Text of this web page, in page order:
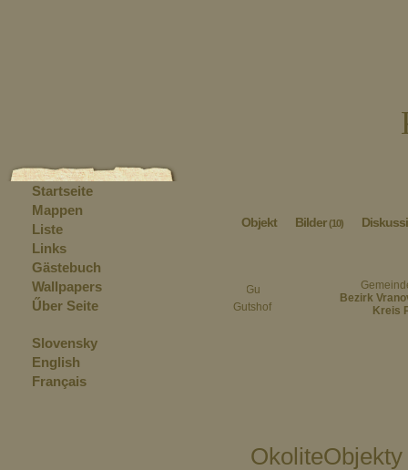
Objekt Bilder(10)
Gutshof
Bezirk
Kreis
OkoliteObjekty
Startseite
Mappen
Liste
Links
Gästebuch
Wallpapers
Űber Seite
Slovensky
English
Français